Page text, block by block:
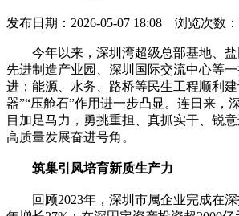
发布日期：2026-05-07 18:08 浏览次数：
今年以来，深圳湾超级总部基地、盐
先进制造产业园、深圳国际交流中心等
进；能源、水务、路桥等民生工程顺利
器”“压舱石”作用进一步凸显。连日来，
目加足马力，勇挑重担、真抓实干、锐
高质量发展奋进号角。
筑巢引凤培育新质生产力
回顾2023年，深圳市属企业完成在深